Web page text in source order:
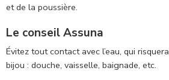
et de la poussière.
Le conseil Assuna
Évitez tout contact avec l’eau, qui
bijou : douche, vaisselle, baignade, etc.